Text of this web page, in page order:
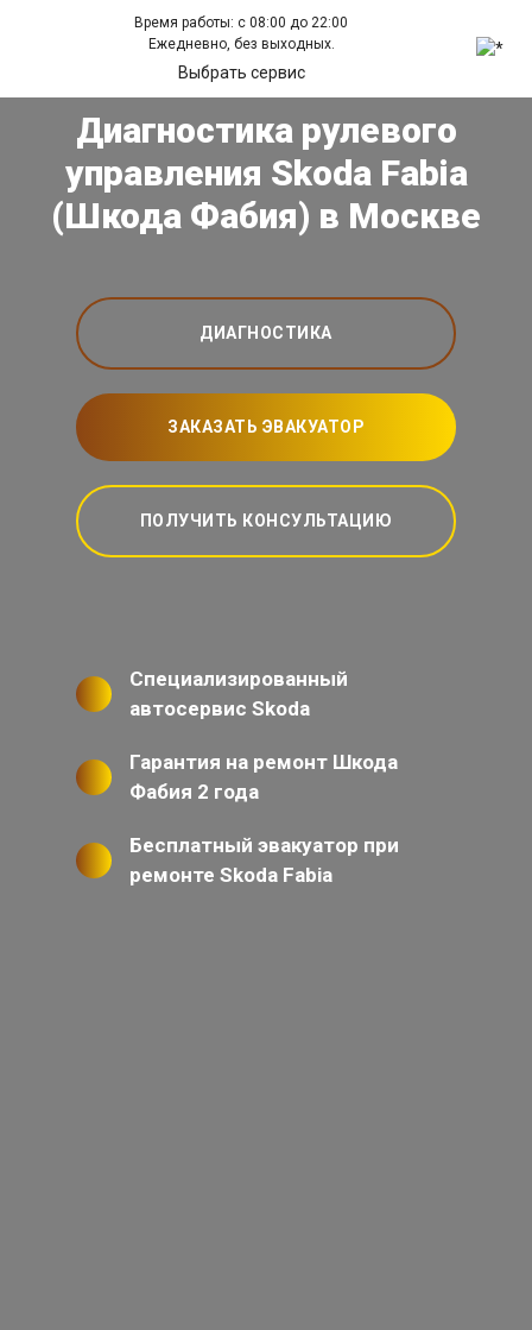
Время работы: с 08:00 до 22:00
Ежедневно, без выходных.
Выбрать сервис
Диагностика рулевого
управления Skoda Fabia
(Шкода Фабия) в Москве
ДИАГНОСТИКА
ЗАКАЗАТЬ ЭВАКУАТОР
ПОЛУЧИТЬ КОНСУЛЬТАЦИЮ
Специализированный
автосервис Skoda
Гарантия на ремонт Шкода
Фабия 2 года
Бесплатный эвакуатор при
ремонте Skoda Fabia